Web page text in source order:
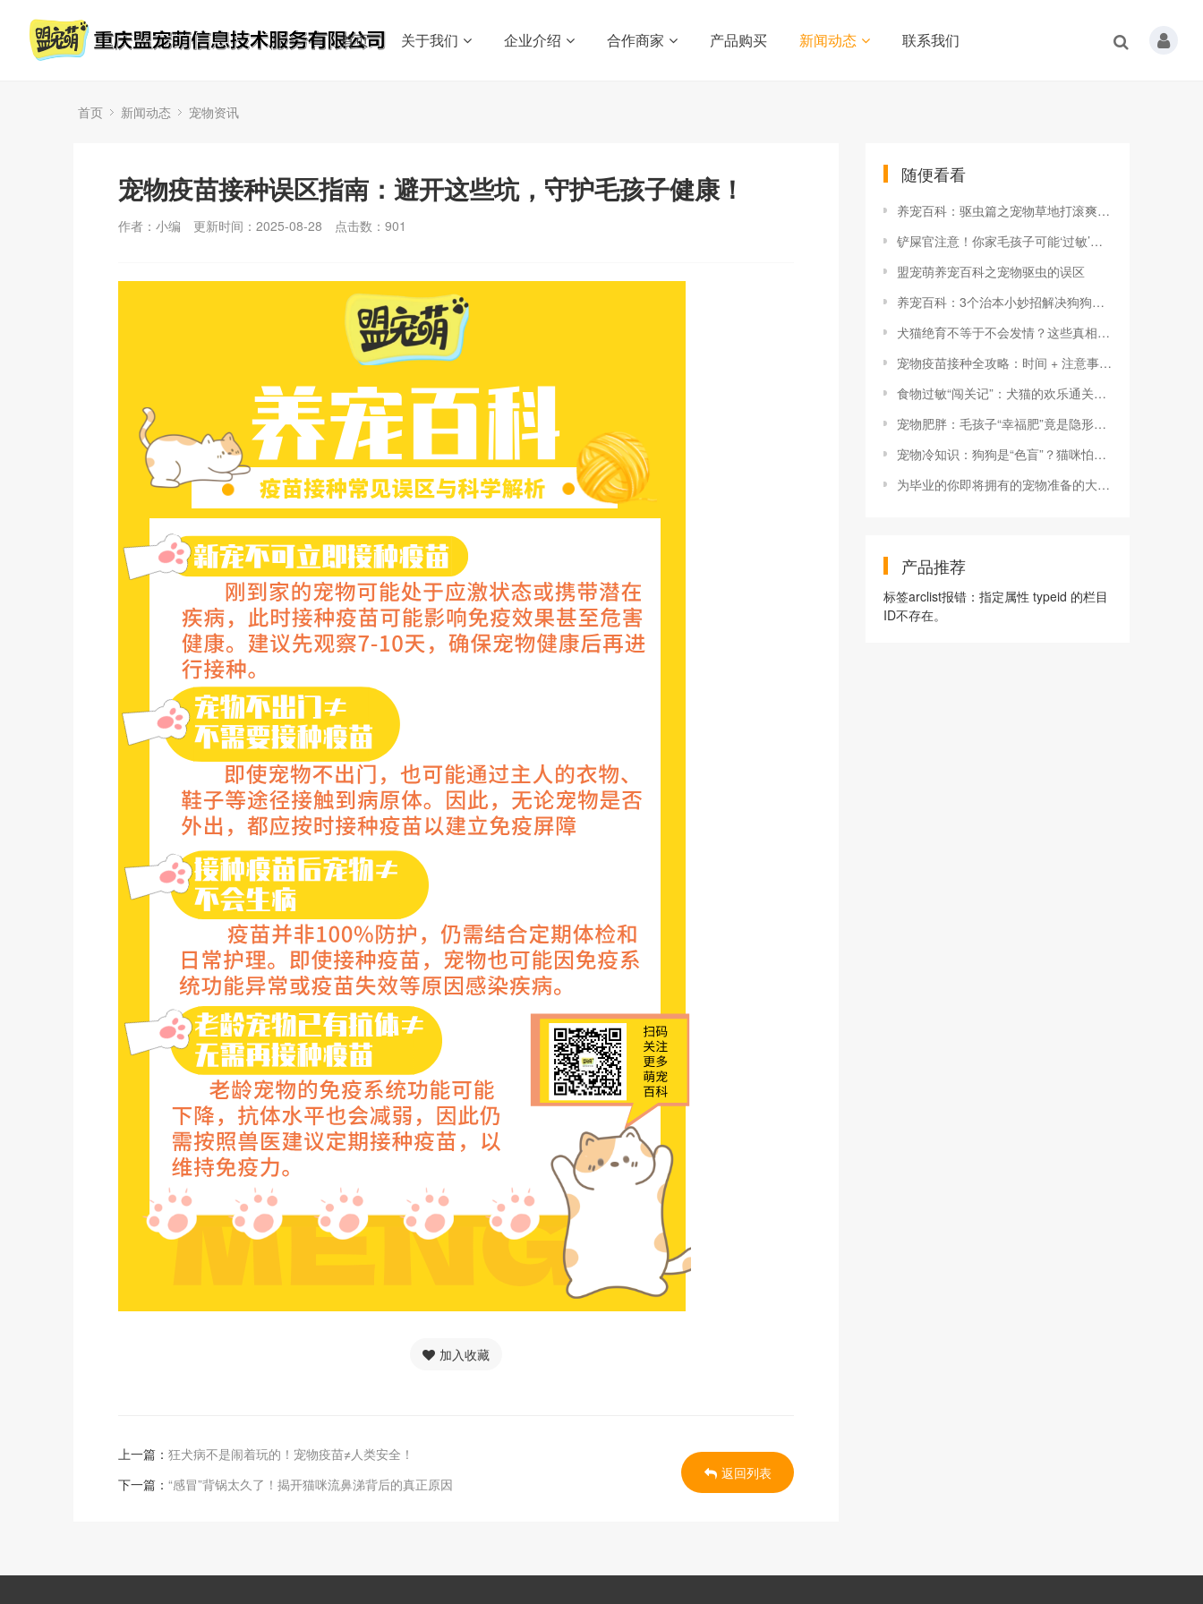
首页 关于我们 企业介绍 合作商家 产品购买 新闻动态 联系我们
首页 新闻动态 宠物资讯
宠物疫苗接种误区指南：避开这些坑，守护毛孩子健康！
作者：小编 更新时间：2025-08-28 点击数： 901
加入收藏
上一篇： 狂犬病不是闹着玩的！宠物疫苗≠人类安全！
下一篇： “感冒”背锅太久了！揭开猫咪流鼻涕背后的真正原因
返回列表
随便看看
养宠百科：驱虫篇之宠物草地打滚爽翻天
铲屎官注意！你家毛孩子可能‘过敏’了！
盟宠萌养宠百科之宠物驱虫的误区
养宠百科：3个治本小妙招解决狗狗泪痕
犬猫绝育不等于不会发情？这些真相你必须知道！
宠物疫苗接种全攻略：时间 + 注意事项，一文读懂！
食物过敏“闯关记”：犬猫的欢乐通关指南
宠物肥胖：毛孩子“幸福肥”竟是隐形杀手，科学减肥全攻略！
宠物冷知识：狗狗是“色盲”？猫咪怕黄瓜？真相太颠覆！
为毕业的你即将拥有的宠物准备的大秘籍
产品推荐
标签arclist报错：指定属性 typeid 的栏目
ID不存在。